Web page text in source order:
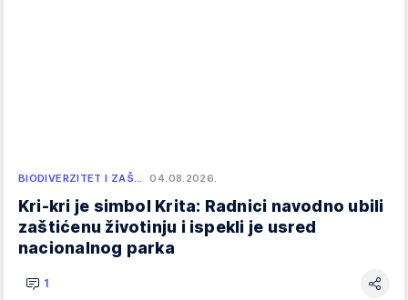
BIODIVERZITET I ZAŠ… 04.08.2026.
Kri-kri je simbol Krita: Radnici navodno ubili
zaštićenu životinju i ispekli je usred
nacionalnog parka
1